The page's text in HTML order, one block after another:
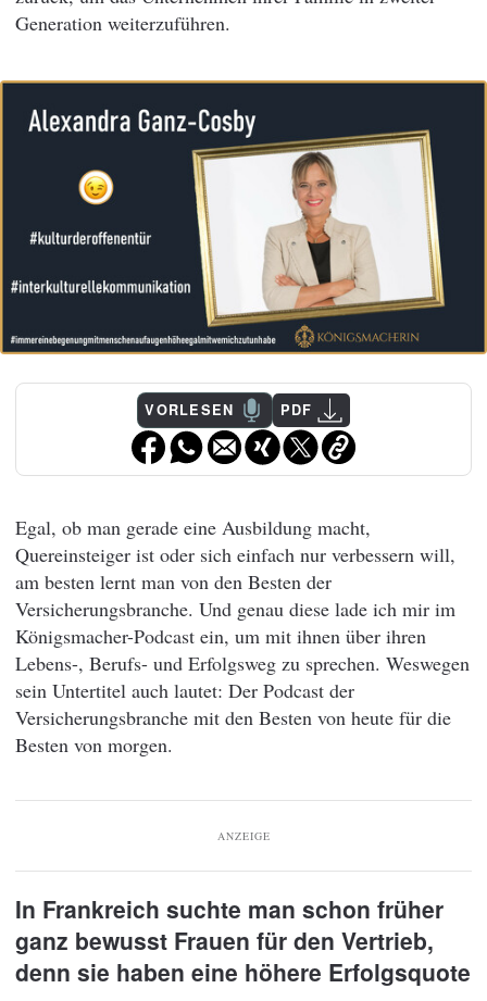
Generation weiterzuführen.
VORLESEN PDF
Egal, ob man gerade eine Ausbildung macht,
Quereinsteiger ist oder sich einfach nur verbessern will,
am besten lernt man von den Besten der
Versicherungsbranche. Und genau diese lade ich mir im
Königsmacher-Podcast ein, um mit ihnen über ihren
Lebens-, Berufs- und Erfolgsweg zu sprechen. Weswegen
sein Untertitel auch lautet: Der Podcast der
Versicherungsbranche mit den Besten von heute für die
Besten von morgen.
ANZEIGE
In Frankreich suchte man schon früher
ganz bewusst Frauen für den Vertrieb,
denn sie haben eine höhere Erfolgsquote